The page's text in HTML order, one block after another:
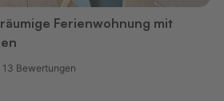
Ferienwohnung mit
13 Bewertungen